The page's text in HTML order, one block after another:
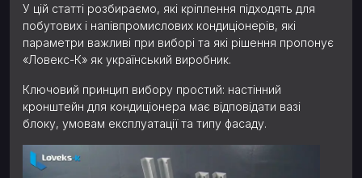
У цій статті розбираємо, які кріплення підходять для
побутових і напівпромислових кондиціонерів, які
параметри важливі при виборі та які рішення пропонує
«Ловекс-К» як український виробник.
Ключовий принцип вибору простий: настінний
кронштейн для кондиціонера має відповідати вазі
блоку, умовам експлуатації та типу фасаду.